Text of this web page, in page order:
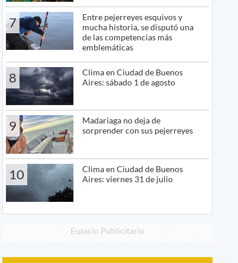
7
Entre pejerreyes esquivos y
mucha historia, se disputó una
de las competencias más
emblemáticas
8
Clima en Ciudad de Buenos
Aires: sábado 1 de agosto
9
Madariaga no deja de
sorprender con sus pejerreyes
10
Clima en Ciudad de Buenos
Aires: viernes 31 de julio
Espacio Publicitario